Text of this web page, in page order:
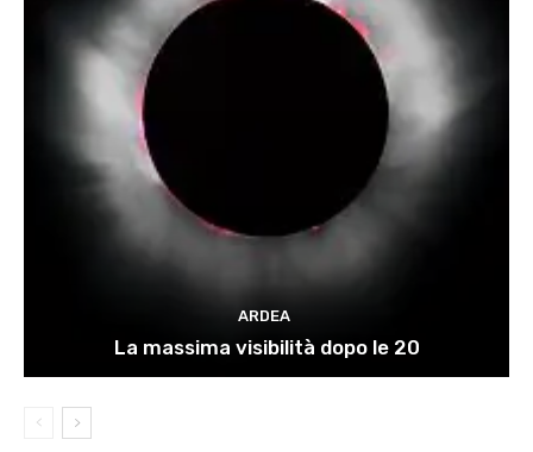
ARDEA
La massima visibilità dopo le 20